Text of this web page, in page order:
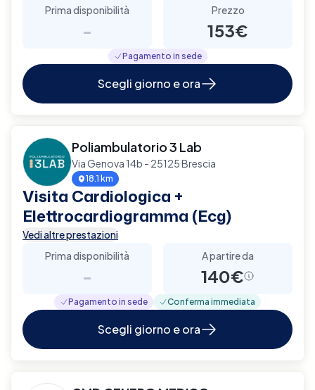
Prima disponibilità
-
Prezzo
153€
Pagamento in sede
Scegli giorno e ora
Poliambulatorio 3 Lab
Via Genova 14b - 25125 Brescia
18.1 km
Visita Cardiologica +
Elettrocardiogramma (Ecg)
Vedi altre prestazioni
Prima disponibilità
-
A partire da
140€
Pagamento in sede Conferma immediata
Scegli giorno e ora